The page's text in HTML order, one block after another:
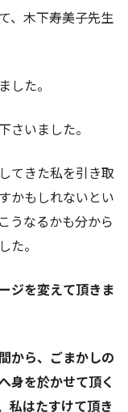
、木下寿美子先生
した。
さいました。
てきた私を引き取
かもしれないとい
うなるかも分から
た。
ジを変えて頂きま
から、ごまかしの
身を於かせて頂く
私はたすけて頂き